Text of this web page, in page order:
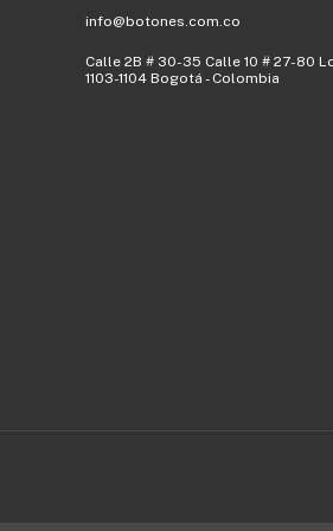
info@botones.com.co
Calle 2B # 30-35 Calle 10 # 27-80
1103-1104 Bogotá - Colombia